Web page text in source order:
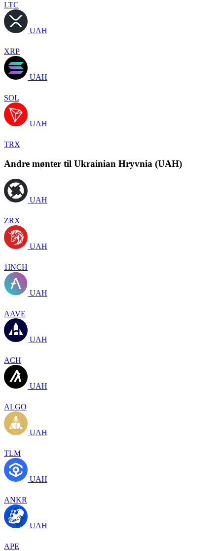
LTC
UAH
XRP
UAH
SOL
UAH
TRX
Andre mønter til Ukrainian Hryvnia (UAH)
UAH
ZRX
UAH
1INCH
UAH
AAVE
UAH
ACH
UAH
ALGO
UAH
TLM
UAH
ANKR
UAH
APE